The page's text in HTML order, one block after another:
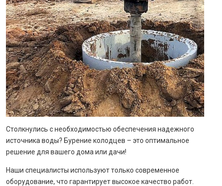
Столкнулись с необходимостью обеспечения надежного
источника воды? Бурение колодцев – это оптимальное
решение для вашего дома или дачи!
Наши специалисты используют только современное
оборудование, что гарантирует высокое качество работ.